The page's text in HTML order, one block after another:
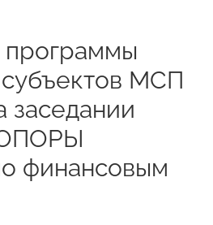
программы
МСП
заседании
финансовым